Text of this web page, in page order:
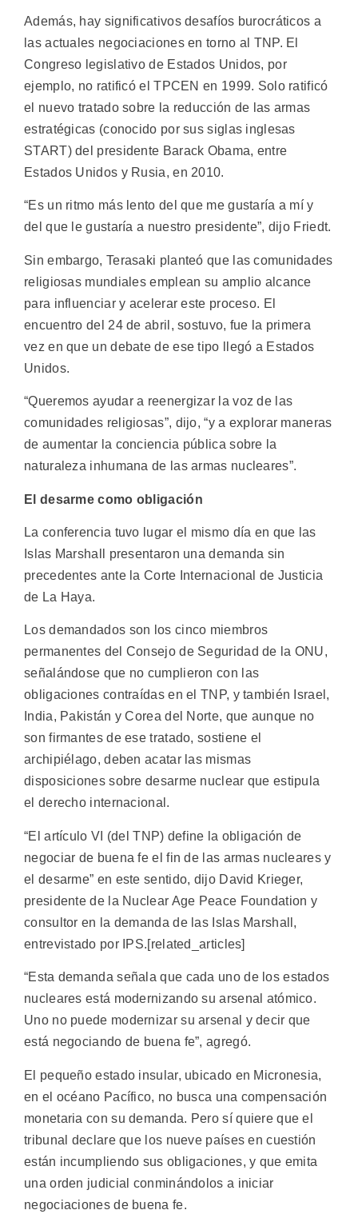
Además, hay significativos desafíos burocráticos a
las actuales negociaciones en torno al TNP. El
Congreso legislativo de Estados Unidos, por
ejemplo, no ratificó el TPCEN en 1999. Solo ratificó
el nuevo tratado sobre la reducción de las armas
estratégicas (conocido por sus siglas inglesas
START) del presidente Barack Obama, entre
Estados Unidos y Rusia, en 2010.
“Es un ritmo más lento del que me gustaría a mí y
del que le gustaría a nuestro presidente”, dijo Friedt.
Sin embargo, Terasaki planteó que las comunidades
religiosas mundiales emplean su amplio alcance
para influenciar y acelerar este proceso. El
encuentro del 24 de abril, sostuvo, fue la primera
vez en que un debate de ese tipo llegó a Estados
Unidos.
“Queremos ayudar a reenergizar la voz de las
comunidades religiosas”, dijo, “y a explorar maneras
de aumentar la conciencia pública sobre la
naturaleza inhumana de las armas nucleares”.
El desarme como obligación
La conferencia tuvo lugar el mismo día en que las
Islas Marshall presentaron una demanda sin
precedentes ante la Corte Internacional de Justicia
de La Haya.
Los demandados son los cinco miembros
permanentes del Consejo de Seguridad de la ONU,
señalándose que no cumplieron con las
obligaciones contraídas en el TNP, y también Israel,
India, Pakistán y Corea del Norte, que aunque no
son firmantes de ese tratado, sostiene el
archipiélago, deben acatar las mismas
disposiciones sobre desarme nuclear que estipula
el derecho internacional.
“El artículo VI (del TNP) define la obligación de
negociar de buena fe el fin de las armas nucleares y
el desarme” en este sentido, dijo David Krieger,
presidente de la Nuclear Age Peace Foundation y
consultor en la demanda de las Islas Marshall,
entrevistado por IPS.[related_articles]
“Esta demanda señala que cada uno de los estados
nucleares está modernizando su arsenal atómico.
Uno no puede modernizar su arsenal y decir que
está negociando de buena fe”, agregó.
El pequeño estado insular, ubicado en Micronesia,
en el océano Pacífico, no busca una compensación
monetaria con su demanda. Pero sí quiere que el
tribunal declare que los nueve países en cuestión
están incumpliendo sus obligaciones, y que emita
una orden judicial conminándolos a iniciar
negociaciones de buena fe.